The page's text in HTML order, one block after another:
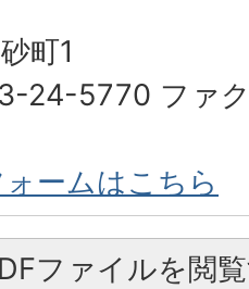
町1
24-5770 ファ
ームはこちら
ファイルを閲